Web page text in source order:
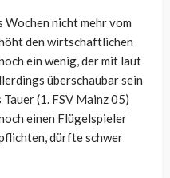
Wochen nicht mehr vom
den wirtschaftlichen
ein wenig, der mit laut
überschaubar sein
(1. FSV Mainz 05)
einen Flügelspieler
dürfte schwer